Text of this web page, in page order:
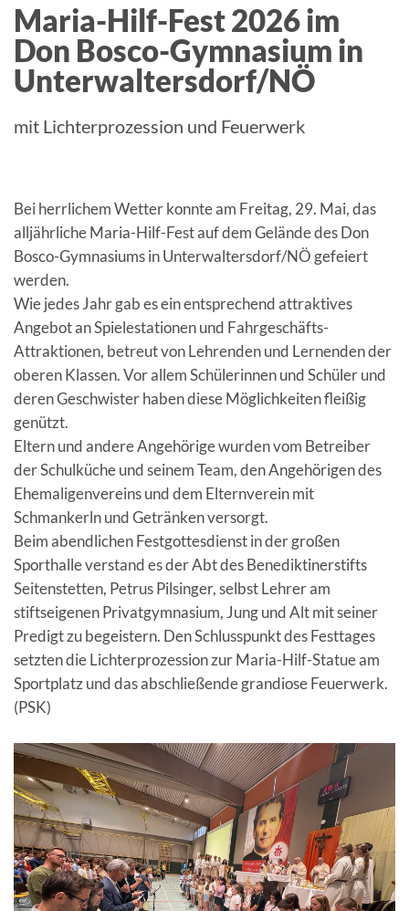
Maria-Hilf-Fest 2026 im
Don Bosco-Gymnasium in
Unterwaltersdorf/NÖ
mit Lichterprozession und Feuerwerk
Bei herrlichem Wetter konnte am Freitag, 29. Mai, das
alljährliche Maria-Hilf-Fest auf dem Gelände des Don
Bosco-Gymnasiums in Unterwaltersdorf/NÖ gefeiert
werden.
Wie jedes Jahr gab es ein entsprechend attraktives
Angebot an Spielestationen und Fahrgeschäfts-
Attraktionen, betreut von Lehrenden und Lernenden der
oberen Klassen. Vor allem Schülerinnen und Schüler und
deren Geschwister haben diese Möglichkeiten fleißig
genützt.
Eltern und andere Angehörige wurden vom Betreiber
der Schulküche und seinem Team, den Angehörigen des
Ehemaligenvereins und dem Elternverein mit
Schmankerln und Getränken versorgt.
Beim abendlichen Festgottesdienst in der großen
Sporthalle verstand es der Abt des Benediktinerstifts
Seitenstetten, Petrus Pilsinger, selbst Lehrer am
stiftseigenen Privatgymnasium, Jung und Alt mit seiner
Predigt zu begeistern. Den Schlusspunkt des Festtages
setzten die Lichterprozession zur Maria-Hilf-Statue am
Sportplatz und das abschließende grandiose Feuerwerk.
(PSK)